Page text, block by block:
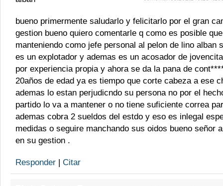
bueno primermente saludarlo y felicitarlo por el gran
gestion bueno quiero comentarle q como es posible
manteniendo como jefe personal al pelon de lino alban
es un explotador y ademas es un acosador de
por experiencia propia y ahora se da la pana de
20años de edad ya es tiempo que corte cabeza a ese
ademas lo estan perjudicndo su persona no por el
partido lo va a mantener o no tiene suficiente correa
ademas cobra 2 sueldos del estdo y eso es inlegal
medidas o seguire manchando sus oidos bueno señor
en su gestion .
Responder | Citar